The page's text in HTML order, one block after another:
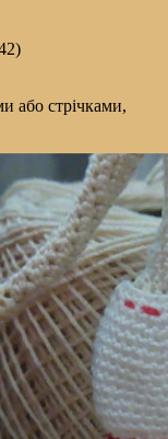
або стрічками,